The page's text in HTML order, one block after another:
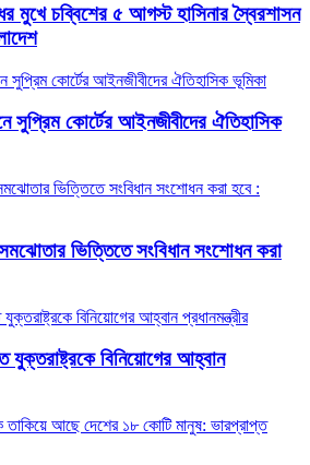
মুখে চব্বিশের ৫ আগস্ট হাসিনার স্বৈরশাসন
সুপ্রিম কোর্টের আইনজীবীদের ঐতিহাসিক
ভিত্তিতে সংবিধান সংশোধন করা
যুক্তরাষ্ট্রকে বিনিয়োগের আহ্বান